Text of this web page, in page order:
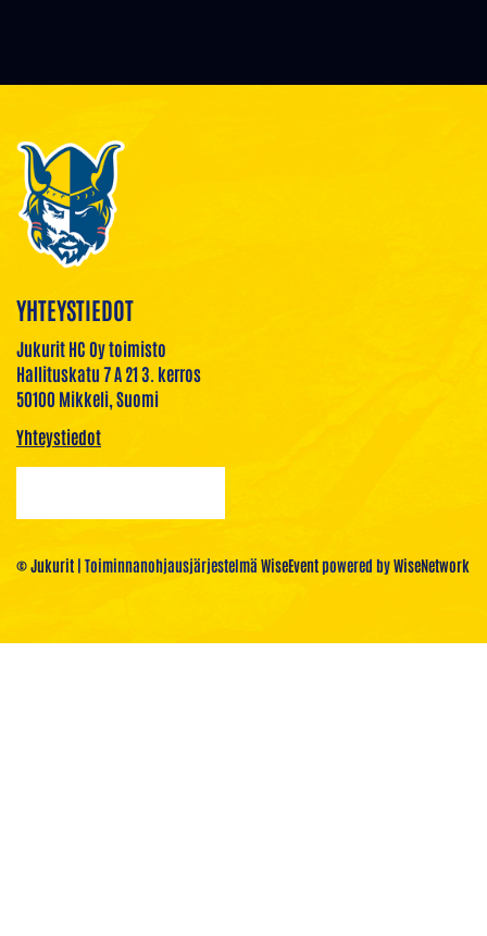
YHTEYSTIEDOT
Jukurit HC Oy toimisto
Hallituskatu 7 A 21 3. kerros
50100 Mikkeli, Suomi
Yhteystiedot
© Jukurit | Toiminnanohjausjärjestelmä WiseEventpowered byWiseNetwork